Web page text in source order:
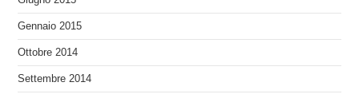
Gennaio 2015
Ottobre 2014
Settembre 2014